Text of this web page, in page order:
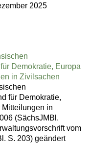
2025
Demokratie, Europa
in Zivilsachen
für Demokratie,
in
(SächsJMBl.
vom
S. 203) geändert